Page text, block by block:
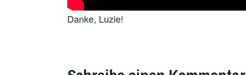
Danke, Luzie!